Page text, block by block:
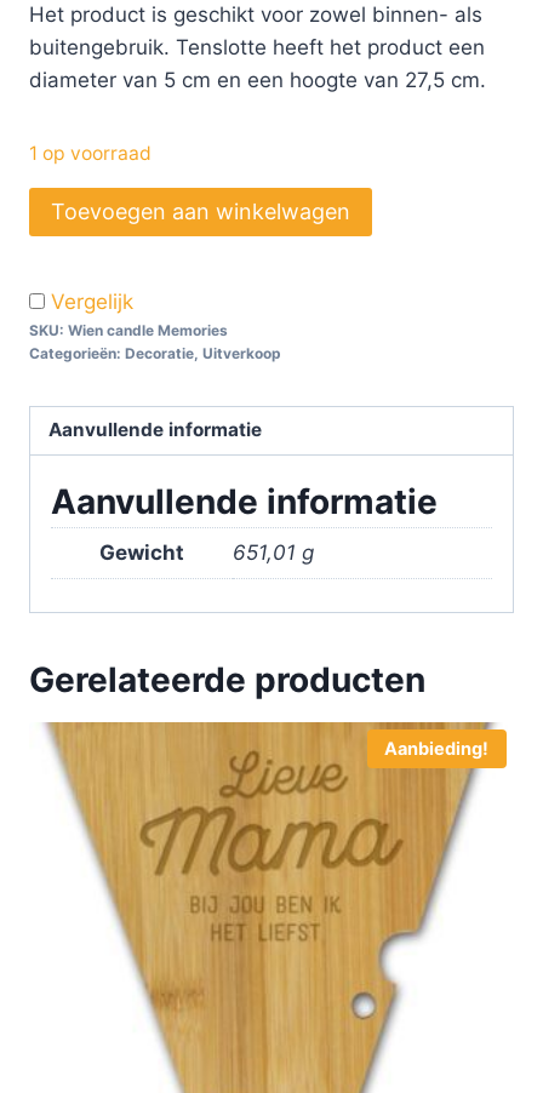
Het product is geschikt voor zowel binnen- als
buitengebruik. Tenslotte heeft het product een
diameter van 5 cm en een hoogte van 27,5 cm.
1 op voorraad
Toevoegen aan winkelwagen
Vergelijk
SKU: Wien candle Memories
Categorieën: Decoratie Uitverkoop
Aanvullende informatie
Aanvullende informatie
Gewicht 651,01 g
Gerelateerde producten
Aanbieding!